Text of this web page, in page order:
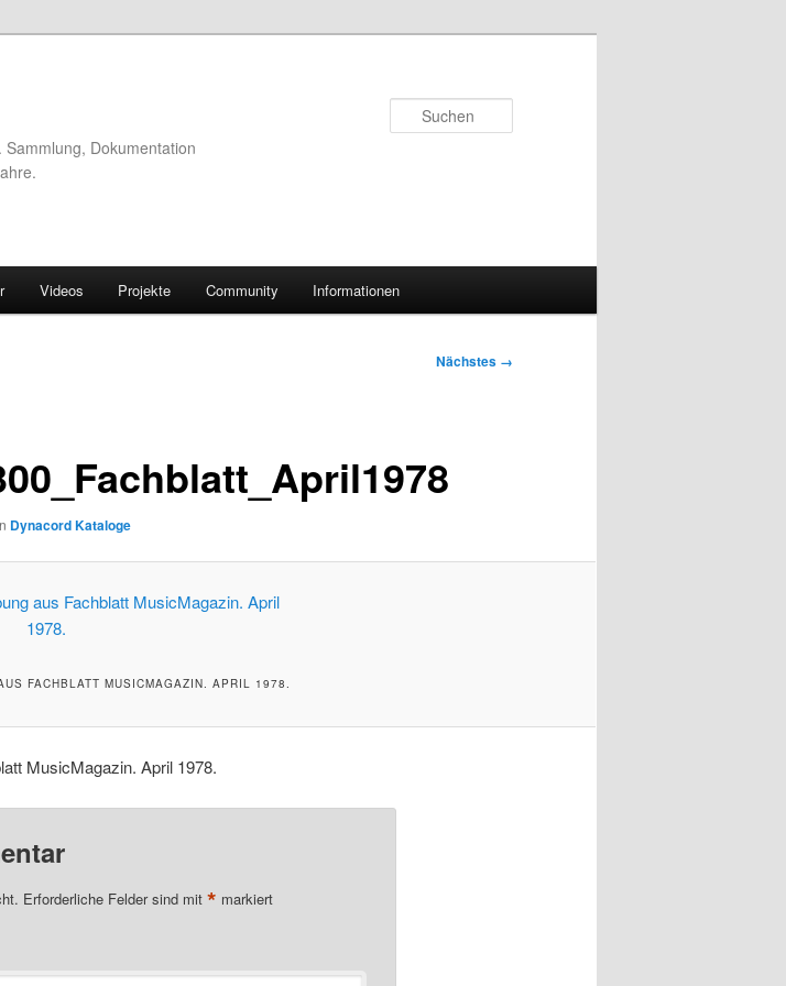
Dokumentation
Videos Projekte Community Informationen
Nächstes →
Dynacord Kataloge
FACHBLATT MUSICMAGAZIN. APRIL 1978.
MusicMagazin. April 1978.
Erforderliche Felder sind mit * markiert